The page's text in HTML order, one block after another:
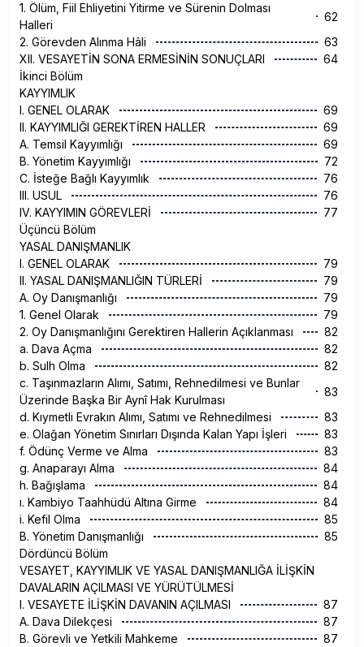
1. Ölüm, Fiil Ehliyetini Yitirme ve Sürenin Dolması
Halleri
62
2. Görevden Alınma Hâli
63
XII. VESAYETİN SONA ERMESİNİN SONUÇLARI
64
İkinci Bölüm
KAYYIMLIK
I. GENEL OLARAK
69
II. KAYYIMLIĞI GEREKTİREN HALLER
69
A. Temsil Kayyımlığı
69
B. Yönetim Kayyımlığı
72
C. İsteğe Bağlı Kayyımlık
76
III. USUL
76
IV. KAYYIMIN GÖREVLERİ
77
Üçüncü Bölüm
YASAL DANIŞMANLIK
I. GENEL OLARAK
79
II. YASAL DANIŞMANLIĞIN TÜRLERİ
79
A. Oy Danışmanlığı
79
1. Genel Olarak
79
2. Oy Danışmanlığını Gerektiren Hallerin Açıklanması
82
a. Dava Açma
82
b. Sulh Olma
82
c. Taşınmazların Alımı, Satımı, Rehnedilmesi ve Bunlar
Üzerinde Başka Bir Aynî Hak Kurulması
83
d. Kıymetli Evrakın Alımı, Satımı ve Rehnedilmesi
83
e. Olağan Yönetim Sınırları Dışında Kalan Yapı İşleri
83
f. Ödünç Verme ve Alma
83
g. Anaparayı Alma
84
h. Bağışlama
84
ı. Kambiyo Taahhüdü Altına Girme
84
i. Kefil Olma
85
B. Yönetim Danışmanlığı
85
Dördüncü Bölüm
VESAYET, KAYYIMLIK VE YASAL DANIŞMANLIĞA İLİŞKİN
DAVALARIN AÇILMASI VE YÜRÜTÜLMESİ
I. VESAYETE İLİŞKİN DAVANIN AÇILMASI
87
A. Dava Dilekçesi
87
B. Görevli ve Yetkili Mahkeme
87